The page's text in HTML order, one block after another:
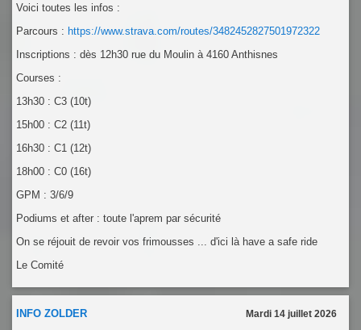
Voici toutes les infos :
Parcours : https://www.strava.com/routes/3482452827501972322
Inscriptions : dès 12h30 rue du Moulin à 4160 Anthisnes
Courses :
13h30 : C3 (10t)
15h00 : C2 (11t)
16h30 : C1 (12t)
18h00 : C0 (16t)
GPM : 3/6/9
Podiums et after : toute l'aprem par sécurité
On se réjouit de revoir vos frimousses ... d'ici là have a safe ride
Le Comité
INFO ZOLDER Mardi 14 juillet 2026